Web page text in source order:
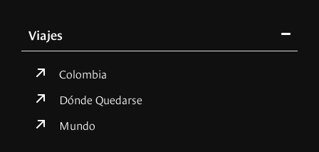
Viajes
Colombia
Dónde Quedarse
Mundo